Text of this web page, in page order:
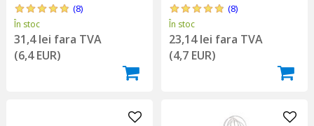
(8)
În stoc
31,4 lei fara TVA
(6,4 EUR)
(8)
În stoc
23,14 lei fara TVA
(4,7 EUR)